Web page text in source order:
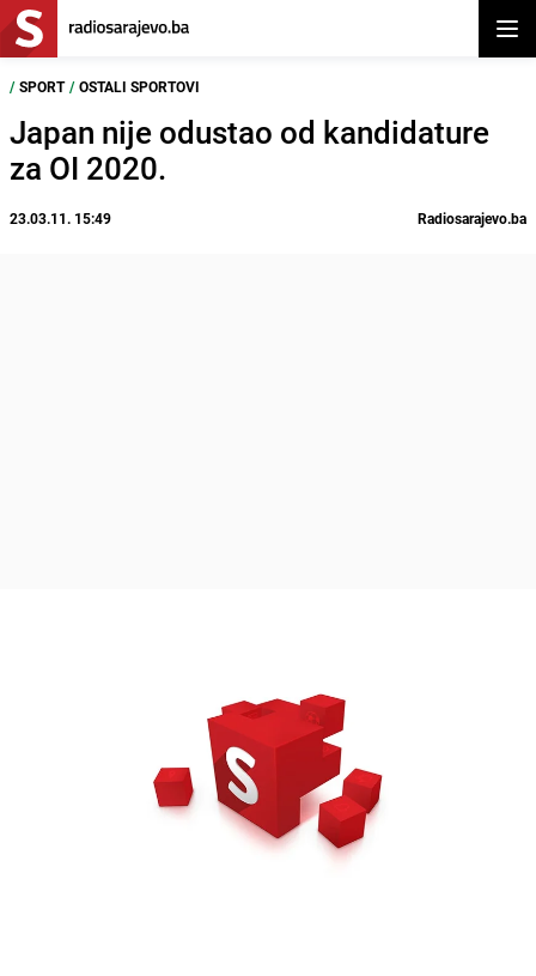
/ SPORT / OSTALI SPORTOVI
Japan nije odustao od kandidature
za OI 2020.
23.03.11. 15:49 Radiosarajevo.ba